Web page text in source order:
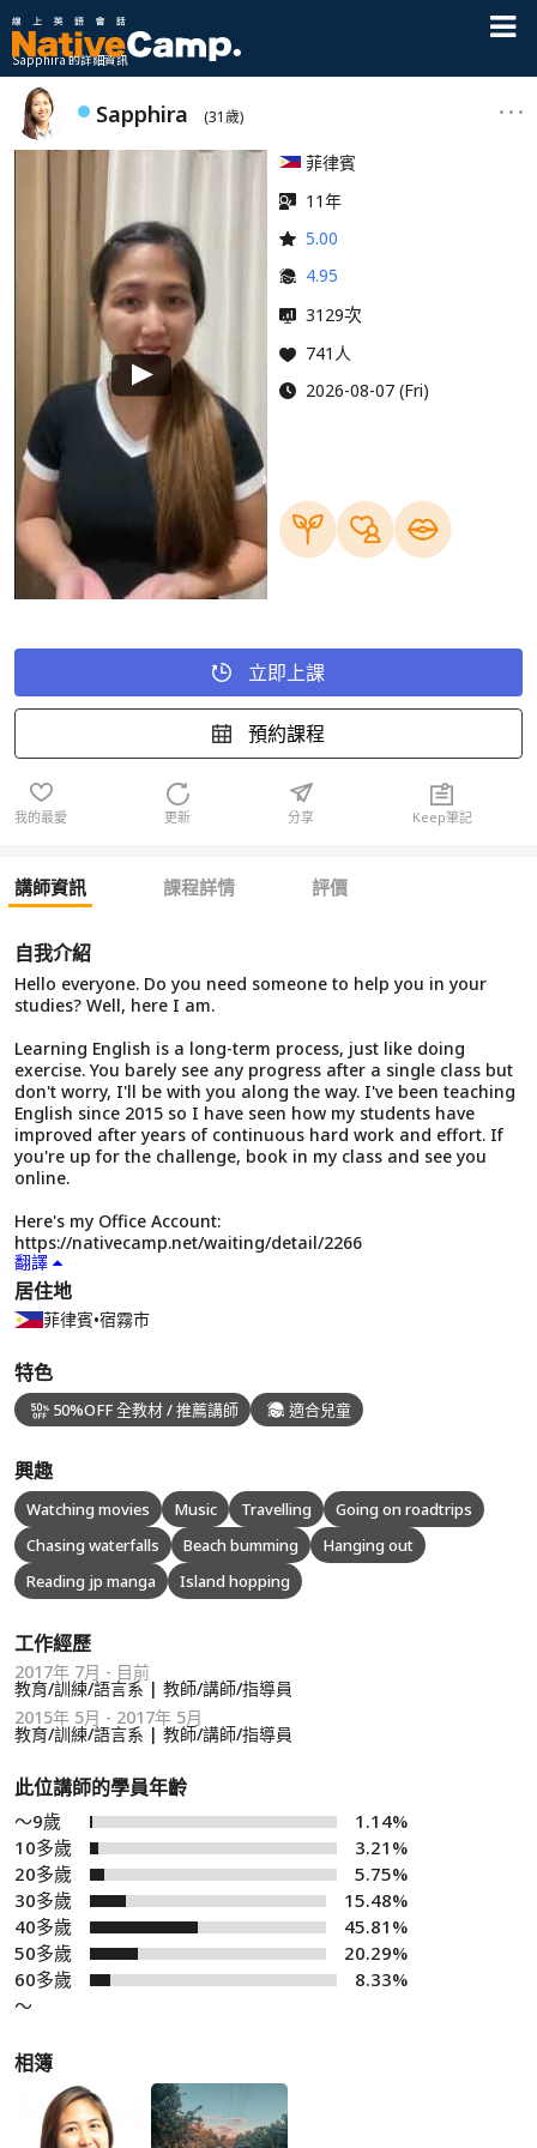
Sapphira 的詳細資訊
Sapphira (31歲)
菲律賓
11年
5.00
4.95
3129次
741人
2026-08-07 (Fri)
立即上課
預約課程
我的最愛 更新 分享 Keep筆記
講師資訊 課程詳情 評價
自我介紹
Hello everyone. Do you need someone to help you in your
studies? Well, here I am.
Learning English is a long-term process, just like doing
exercise. You barely see any progress after a single class but
don't worry, I'll be with you along the way. I've been teaching
English since 2015 so I have seen how my students have
improved after years of continuous hard work and effort. If
you're up for the challenge, book in my class and see you
online.
Here's my Office Account:
https://nativecamp.net/waiting/detail/2266
翻譯
居住地
菲律賓•宿霧市
特色
50%OFF 全教材 / 推薦講師 適合兒童
興趣
Watching movies Music Travelling
Going on roadtrips
Chasing waterfalls
Beach bumming
Hanging out
Reading jp manga
Island hopping
工作經歷
2017年 7月 - 目前
教育/訓練/語言系 | 教師/講師/指導員
2015年 5月 - 2017年 5月
教育/訓練/語言系 | 教師/講師/指導員
此位講師的學員年齡
～9歲
1.14%
10多歲
3.21%
20多歲
5.75%
30多歲
15.48%
40多歲
45.81%
50多歲
20.29%
60多歲
～
8.33%
相簿